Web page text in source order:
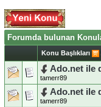
Forumda bulunan
Konu Başlıkları
Ado.net ile
tamerr89
Ado.net ile
tamerr89